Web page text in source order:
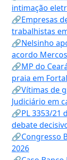
intimação
🔗Empresas
trabalhistas
🔗Nelsinho
acordo
🔗MP do
praia em
🔗Vítimas de
Judiciário em
🔗PL 3353/21
debate
🔗Congresso
2026